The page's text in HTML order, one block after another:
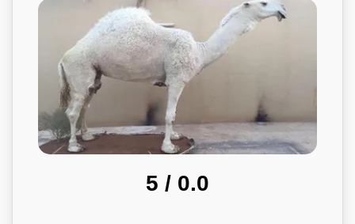
0.0
/ 5